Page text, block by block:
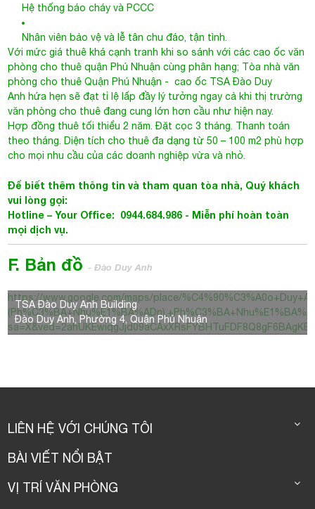
Hệ thống báo cháy và PCCC
Nhân viên bảo vệ và lễ tân chu đáo, tận tình.
Với mức giá thuê khá cạnh tranh khi so sánh với các cao ốc văn
phòng cho thuê quận Phú Nhuận cùng phân hạng; Tòa nhà văn
phòng cho thuê Quận Phú Nhuận - cao ốc TSA Đào Duy
Anh hứa hẹn sẽ đạt tỉ lệ lấp đầy lý tưởng ngay cả khi thị trường
văn phòng cho thuê đang cung lớn hơn cầu như hiện nay.
Hợp đồng thuê tối thiểu 2 năm. Đặt cọc 3 tháng. Thanh toán
theo tháng. Diện tích cho thuê đa dạng từ 50 – 100 m2 phù hợp
cho mọi nhu cầu của các doanh nghiệp vừa và nhỏ.
Để biết thêm thông tin và tham quan tòa nhà, Quý khách
vui lòng gọi:
Hotline – Your Office: 0944.684.986 - Miễn phí hoàn toàn
mọi dịch vụ.
F. Bản đồ- Đào Duy Anh
TSA Đào Duy Anh Building
Đào Duy Anh, Phường 4, Quận Phú Nhuận
https://www.google.com/maps/place/
LIÊN HỆ VỚI CHÚNG TÔI
BÀI VIẾT NỔI BẬT
VỊ TRÍ VĂN PHÒNG